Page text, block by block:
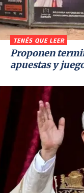
TENÉS QUE LEER
Proponen
apuestas y